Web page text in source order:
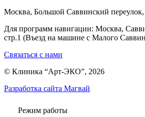
Москва, Большой Саввинский переулок,
Для программ навигации: Москва,
стр.1 (Въезд на машине с Малого
Связаться с нами
© Клиника “Арт-ЭКО”, 2026
Разработка сайта Магвай
Режим работы